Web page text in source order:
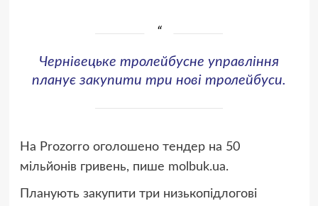
Чернівецьке тролейбусне управління
планує закупити три нові тролейбуси.
На Prozorro оголошено тендер на 50
мільйонів гривень, пише molbuk.ua.
Планують закупити три низькопідлогові